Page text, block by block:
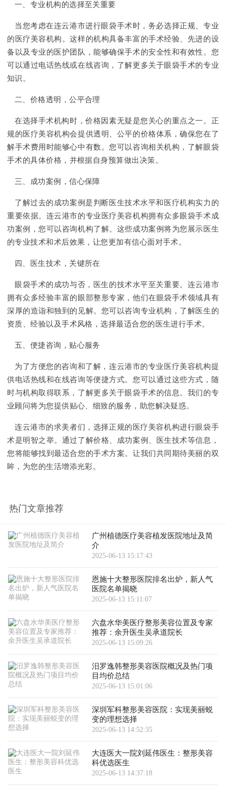
一、专业机构的选择至关重要
当您考虑在连云港市进行眼袋手术时，务必选择正规、专业
的医疗美容机构。这样的机构具备丰富的手术经验、先进的设
备以及专业的医护团队，能够确保手术的安全性和有效性。您
可以通过电话热线或在线咨询，了解更多关于眼袋手术的专业
知识。
二、价格透明，公平合理
在选择手术机构时，价格因素无疑是您关心的重点之一。正
规的医疗美容机构会提供透明、公平的价格体系，确保您在了
解手术费用时能够心中有数。您可以咨询相关机构，了解眼袋
手术的具体价格，并根据自身预算做出决策。
三、成功案例，信心保障
了解过去的成功案例是判断医生技术水平和医疗机构实力的
重要依据。连云港市的专业医疗美容机构拥有众多眼袋手术成
功案例，您可以咨询机构了解。这些成功案例将为您展示医生
的专业技术和术后效果，让您更加有信心面对手术。
四、医生技术，关键所在
眼袋手术的成功与否，医生的技术水平至关重要。连云港市
拥有众多经验丰富的眼部整形专家，他们在眼袋手术领域具有
深厚的造诣和独到的见解。您可以咨询专业机构，了解医生的
资质、经验以及手术风格，选择最适合您的医生进行手术。
五、便捷咨询，贴心服务
为了方便您的咨询和了解，连云港市的专业医疗美容机构提
供电话热线和在线咨询等便捷方式。您可以通过这些方式，随
时与机构取得联系，了解更多关于眼袋手术的信息。我们的专
业顾问将为您提供贴心、细致的服务，助您解决疑惑。
连云港市的求美者们，选择正规的医疗美容机构进行眼袋手
术是明智之举。通过了解价格、成功案例、医生技术等信息，
您将能够找到最适合您的手术方案。让我们共同期待美丽的双
眸，为您的生活增添光彩。
热门文章推荐
广州植德医疗美容植发医院地址及简
介
2025-06-13 15:17:43
恩施十大整形医院排名出炉，新人气
医院名单揭晓
2025-06-13 15:11:07
六盘水华美医疗整形美容位置及专家
推荐：余升医生吴承道院长
2025-06-13 15:09:26
汨罗逸韩整形美容医院概况及热门项
目均价总结
2025-06-13 15:01:06
深圳军科整形美容医院：实现美丽蜕
变的理想选择
2025-06-13 14:52:35
大连医大一院刘延伟医生：整形美容
科优选医生
2025-06-13 14:37:18